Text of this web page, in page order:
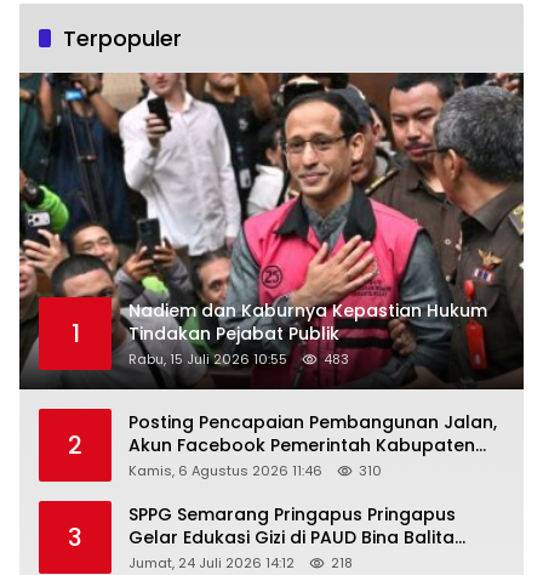
Terpopuler
1
Nadiem dan Kaburnya Kepastian Hukum
Tindakan Pejabat Publik
Rabu, 15 Juli 2026 10:55 483
2
Posting Pencapaian Pembangunan Jalan,
Akun Facebook Pemerintah Kabupaten
Rembang “Dirujak” Warganet
Kamis, 6 Agustus 2026 11:46 310
3
SPPG Semarang Pringapus Pringapus
Gelar Edukasi Gizi di PAUD Bina Balita
Peringati Hari Anak Nasional 2026
Jumat, 24 Juli 2026 14:12 218